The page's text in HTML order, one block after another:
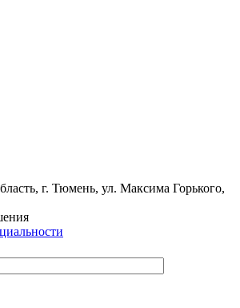
г. Тюмень, ул. Максима Горького,